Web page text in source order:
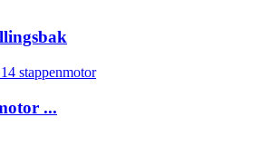
...